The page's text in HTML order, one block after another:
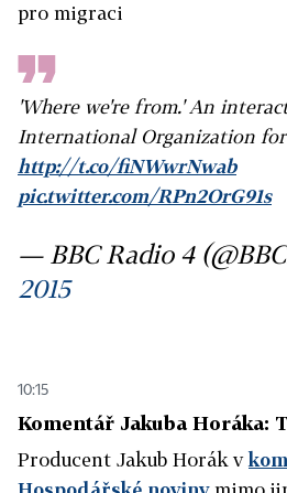
pro migraci
'Where we're from.' An
International Organization
http://t.co/fiNWwrNwab
pic.twitter.com/RPn2OrG91s
— BBC Radio 4
2015
10:15
Komentář Jakuba Horáka:
Producent Jakub Horák v